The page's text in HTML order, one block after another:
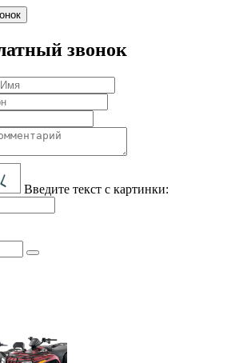
звонок
Введите текст с картинки: